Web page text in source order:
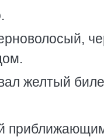
желтый